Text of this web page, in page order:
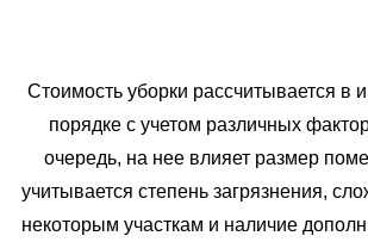
Стоимость уборки рассчитывается в
порядке с учетом различных
очередь, на нее влияет размер
учитывается степень загрязнения,
некоторым участкам и наличие